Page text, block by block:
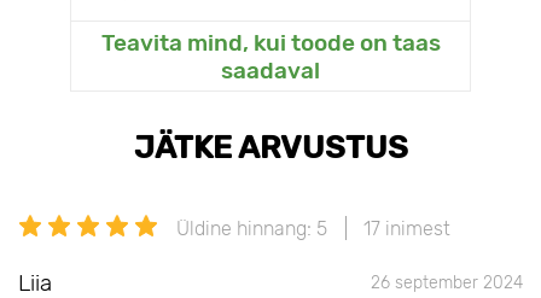
Teavita mind, kui toode on taas
saadaval
JÄTKE ARVUSTUS
Üldine hinnang: 5 17 inimest
Liia 26 september 2024